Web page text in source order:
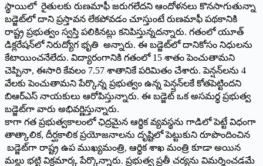
స్థాయిలో రైతులకు రుణమాఫీ జరుగలేదని ఆందోళనలు కొనసాగుతున్నా
బడ్జెట్‌లో దాని ప్రస్తావన లేకపోవడం చూస్తుంటే రుణమాఫీ పథకానికి
రాష్ట్ర ప్రభుత్వం స్వస్తి పలికినట్లు కనిపిస్తున్నదన్నారు. గతంలో యూత్‌
డిక్లరేషన్‌లో నిరుద్యోగ భృతి అన్నారు. ఈ బడ్జెట్‌లో దానికోసం నిధులను
కేటాయించనేలేదు. విద్యారంగానికి గతంలో 15 శాతం పెంచుతామని
చెప్పినా, ఈసారి కేవలం 7.57 శాతానికే పరిమితం చేశారు. పెన్షన్‌లను 4
వేలకు పెంచుతామని పేర్కొన్న ప్రభుత్వం ఉన్న పెన్షన్‌లకే కోతపెట్టిందని
బిఆర్‌ఎస్‌ నాయకులు ఆరోపిస్తున్నారు. ఈ బడ్జెట్‌ ఒక అసమర్థ ప్రభుత్వ
బడ్జెట్‌గా వారు అభివర్ణిస్తున్నారు.
కాగా గత ప్రభుత్వకాలంలో ఛిద్రమైన ఆర్థిక వ్యవస్థను గాడిలో పెట్టే విధంగా
తాత్కాలిక, దీర్ఘకాలిక ప్రయోజనాలను దృష్టిలో పెట్టుకుని రూపొందించిన
బడ్జెట్‌గా రాష్ట్ర ఉప ముఖ్యమంత్రి, ఆర్థిక శాఖ మంత్రి కూడా అయిన
మల్లు భట్టి విక్రమార్క పేర్కొన్నారు. ప్రభుత్వ ప్రతీ చర్యను విమర్శించడమే